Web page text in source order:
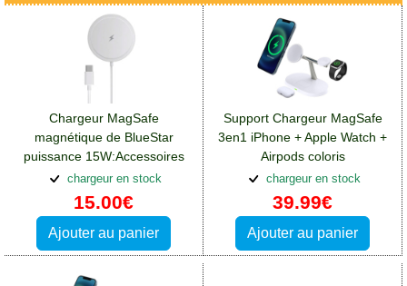
Chargeur MagSafe
magnétique de BlueStar
puissance 15W:Accessoires
Apple iPhone 14 Pro Max
chargeur en stock
15.00€
Ajouter au panier
Support Chargeur MagSafe
3en1 iPhone + Apple Watch +
Airpods coloris
blanc:Accessoires Apple
iPhone 14 Pro Max
chargeur en stock
39.99€
Ajouter au panier